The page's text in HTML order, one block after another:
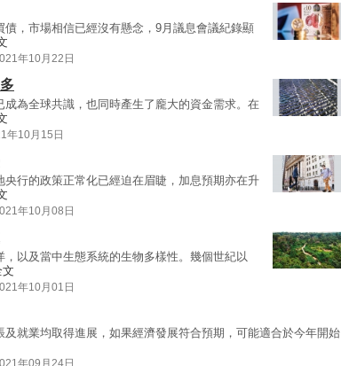
，市場相信已經沒有懸念，9月議息會議紀錄顯
年10月22日
為全球共識，也同時產生了龐大的資金需求。在
年10月15日
行的政策正常化已經迫在眉睫，加息預期亦在升
年10月08日
以及當中生態系統的生物多樣性。幾個世紀以
文
年10月01日
就業均取得進展，如果經濟發展符合預期，可能適合於今年開始
年09月24日